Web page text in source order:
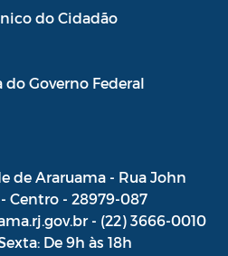
do Cidadão
Governo Federal
de Araruama - Rua John
Centro - 28979-087
- (22) 3666-0010
De 9h às 18h